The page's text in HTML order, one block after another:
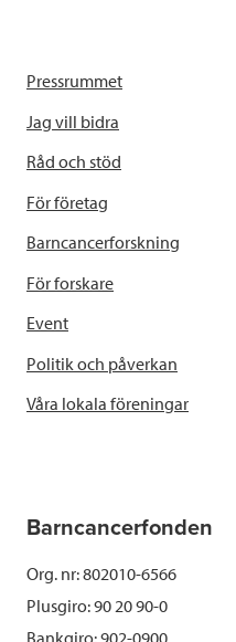
Pressrummet
Jag vill bidra
Råd och stöd
För företag
Barncancerforskning
För forskare
Event
Politik och påverkan
Våra lokala föreningar
Barncancerfonden
Org. nr: 802010-6566
Plusgiro: 90 20 90-0